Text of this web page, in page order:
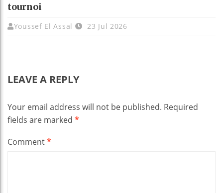
tournoi
Youssef El Assal 23 Jul 2026
LEAVE A REPLY
Your email address will not be published. Required
fields are marked *
Comment*